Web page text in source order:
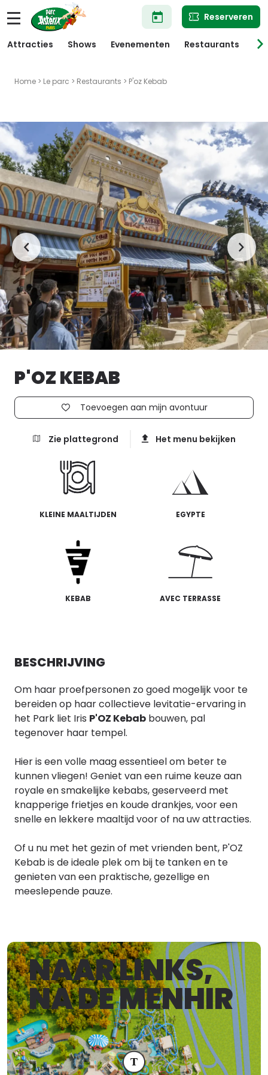
Overslaan
en
de
Reserveren
Attracties Shows Evenementen Restaurants
Home > Le parc > Restaurants > P'oz Kebab
P'OZ KEBAB
Toevoegen aan mijn avontuur
Zie plattegrond Het menu bekijken
KLEINE MAALTIJDEN EGYPTE
KEBAB AVEC TERRASSE
BESCHRIJVING
Om haar proefpersonen zo goed mogelijk voor te
bereiden op haar collectieve levitatie-ervaring in
het Park liet Iris P'OZ Kebab bouwen, pal
tegenover haar tempel.
Hier is een volle maag essentieel om beter te
kunnen vliegen! Geniet van een ruime keuze aan
royale en smakelijke kebabs, geserveerd met
knapperige frietjes en koude drankjes, voor een
snelle en lekkere maaltijd voor of na uw attracties.
Of u nu met het gezin of met vrienden bent, P'OZ
Kebab is de ideale plek om bij te tanken en te
genieten van een praktische, gezellige en
meeslepende pauze.
NAAR LINKS,
NA DE MENHIR